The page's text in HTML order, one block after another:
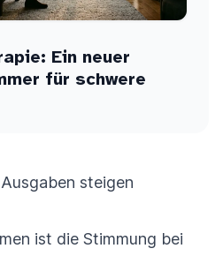
Ein neuer
für schwere
steigen
ist die Stimmung bei